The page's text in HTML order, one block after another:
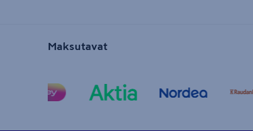
Maksutavat